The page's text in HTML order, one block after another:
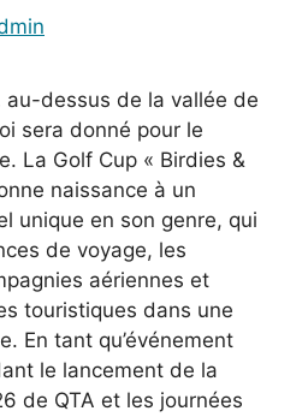
dessus de la vallée de
sera donné pour le
La Golf Cup « Birdies &
naissance à un
unique en son genre, qui
de voyage, les
aériennes et
touristiques dans une
En tant qu’événement
le lancement de la
de QTA et les journées